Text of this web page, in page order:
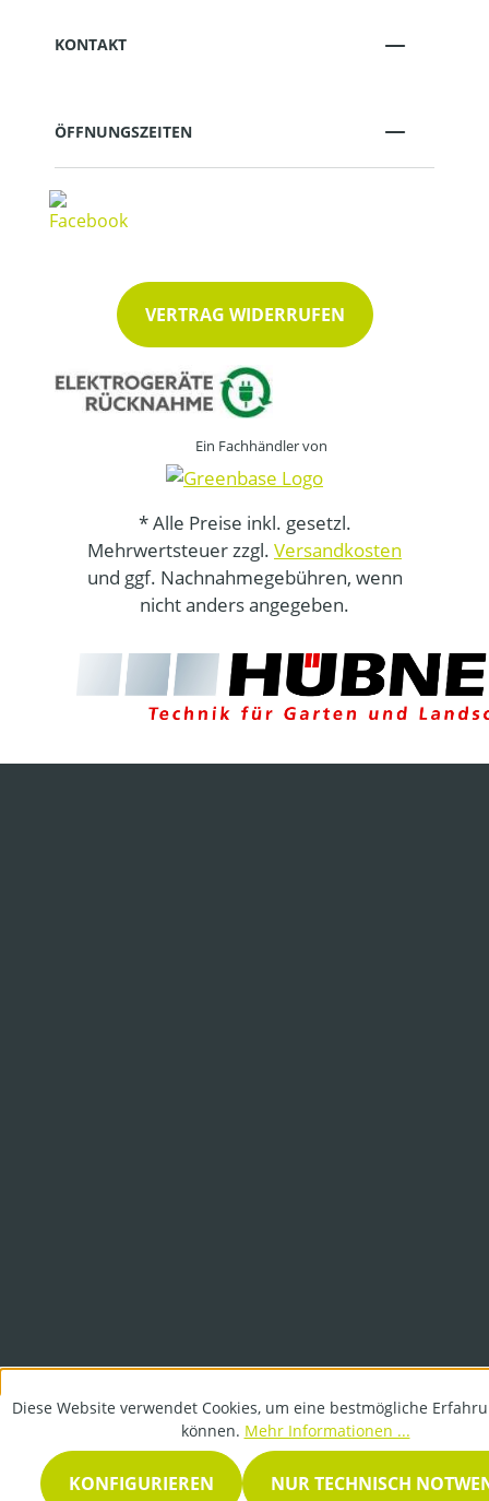
KONTAKT
ÖFFNUNGSZEITEN
VERTRAG WIDERRUFEN
Ein Fachhändler von
* Alle Preise inkl. gesetzl.
Mehrwertsteuer zzgl. Versandkosten
und ggf. Nachnahmegebühren, wenn
nicht anders angegeben.
Diese Website verwendet Cookies, um eine bestmögliche
können. Mehr Informationen ...
NUR TECHNISCH
KONFIGURIEREN